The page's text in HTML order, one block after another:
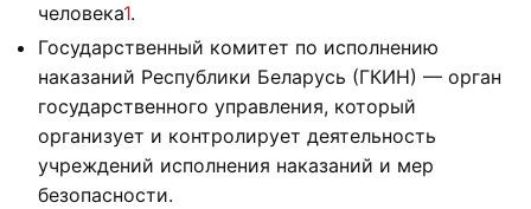
человека1.
Государственный комитет по исполнению
наказаний Республики Беларусь (ГКИН) — орган
государственного управления, который
организует и контролирует деятельность
учреждений исполнения наказаний и мер
безопасности.